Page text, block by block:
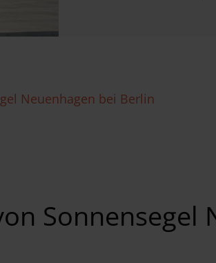
Neuenhagen bei Berlin
Sonnensegel